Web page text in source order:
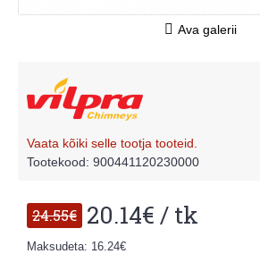
Ava galerii
Vaata kõiki selle tootja tooteid.
Tootekood: 900441120230000
24.55€ 20.14€ / tk
Maksudeta: 16.24€